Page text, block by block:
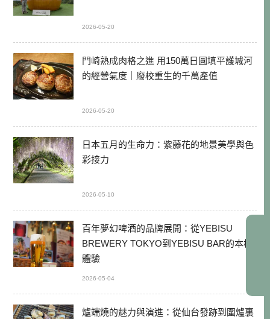
2026-05-20
門崎熟成肉格之進 用150萬日圓填平護城河
的經營氣度｜廢校重生的千萬產值
2026-05-20
日本五月的生命力：紫藤花的地景美學與色
彩接力
2026-05-10
百年夢幻啤酒的品牌展開：從YEBISU
BREWERY TOKYO到YEBISU BAR的本格
體驗
2026-05-04
爐端燒的魅力與演進：從仙台發跡到圍爐裏